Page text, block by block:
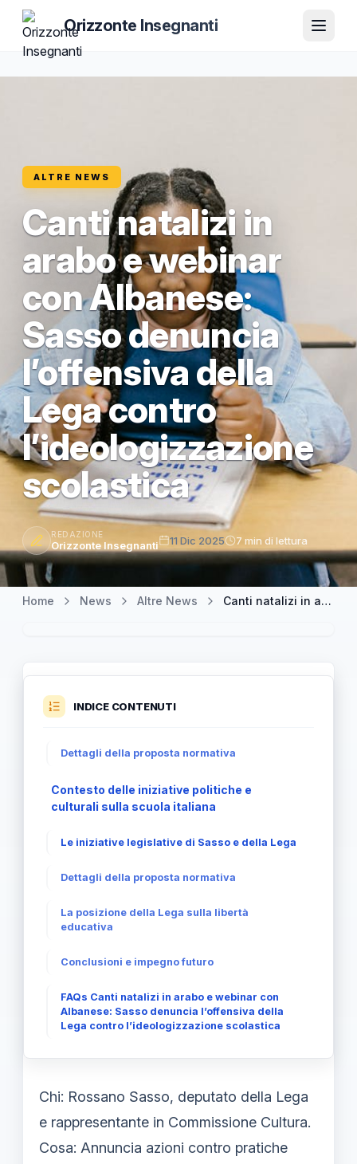
Orizzonte Insegnanti
ALTRE NEWS
Canti natalizi in
arabo e webinar
con Albanese:
Sasso denuncia
l’offensiva della
Lega contro
l’ideologizzazione
scolastica
REDAZIONE
Orizzonte Insegnanti 11 Dic 2025 7 min di lettura
Home News Altre News Canti natalizi in arabo e webinar con Albanese: Sasso denuncia l’offensiva della Lega contro l’ideologizzazione scolastica
INDICE CONTENUTI
Dettagli della proposta normativa
Contesto delle iniziative politiche e
culturali sulla scuola italiana
Le iniziative legislative di Sasso e della Lega
Dettagli della proposta normativa
La posizione della Lega sulla libertà
educativa
Conclusioni e impegno futuro
FAQs Canti natalizi in arabo e webinar con
Albanese: Sasso denuncia l’offensiva della
Lega contro l’ideologizzazione scolastica
Chi: Rossano Sasso, deputato della Lega
e rappresentante in Commissione Cultura.
Cosa: Annuncia azioni contro pratiche